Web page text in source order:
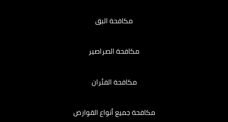
مكافحة البق
مكافحة الصراصير
مكافحة الفئران
مكافحة جميع أنواع القوارض